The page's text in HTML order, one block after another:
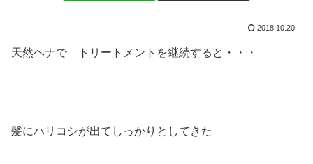
2018.10.20
天然ヘナで トリートメントを継続すると・・・
髪にハリコシが出てしっかりとしてきた